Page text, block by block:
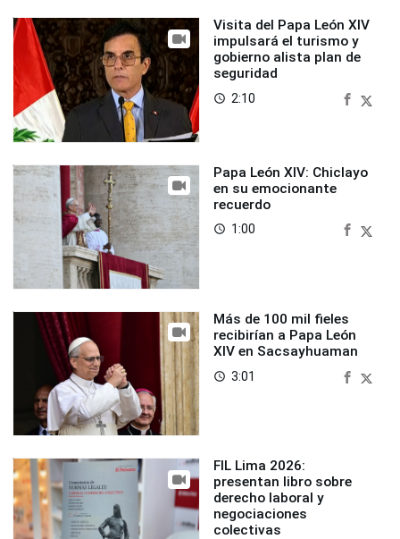
Visita del Papa León XIV
impulsará el turismo y
gobierno alista plan de
seguridad
access_time 2:10
Papa León XIV: Chiclayo
en su emocionante
recuerdo
access_time 1:00
Más de 100 mil fieles
recibirían a Papa León
XIV en Sacsayhuaman
access_time 3:01
FIL Lima 2026:
presentan libro sobre
derecho laboral y
negociaciones
colectivas